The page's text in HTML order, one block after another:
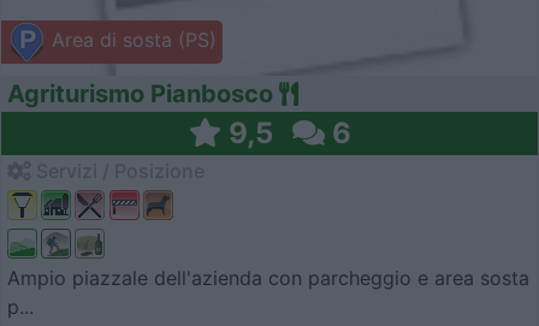
Area di sosta (PS)
Agriturismo Pianbosco
9,5 6
Ampio piazzale dell'azienda con parcheggio e area sosta
p...